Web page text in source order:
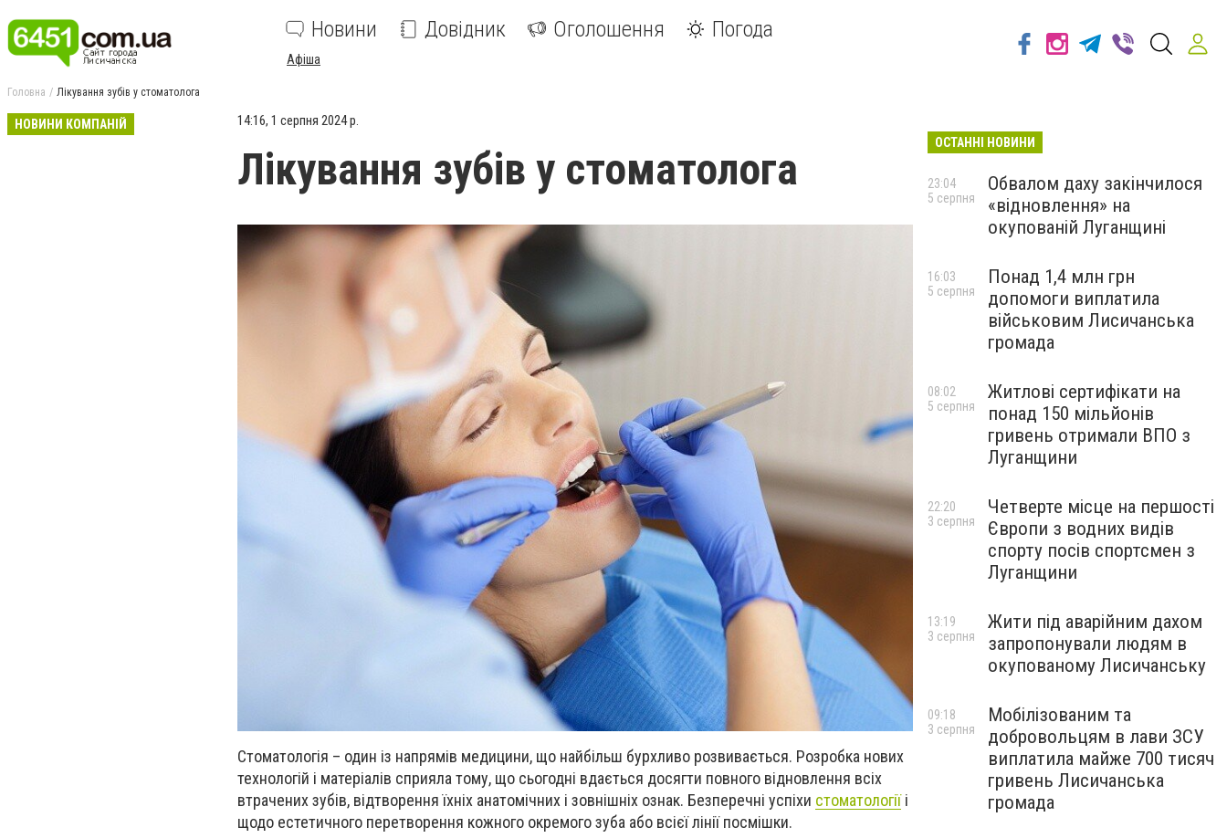
Новини Довідник Оголошення Погода
Афіша
Головна Лікування зубів у стоматолога
НОВИНИ КОМПАНІЙ 14:16, 1 серпня 2024 р.
Лікування зубів у стоматолога
Стоматологія – один із напрямів медицини, що найбільш бурхливо розвивається. Розробка нових
технологій і матеріалів сприяла тому, що сьогодні вдається досягти повного відновлення всіх
втрачених зубів, відтворення їхніх анатомічних і зовнішніх ознак. Безперечні успіхи стоматологіїі
щодо естетичного перетворення кожного окремого зуба або всієї лінії посмішки.
ОСТАННІ НОВИНИ
Обвалом даху закінчилося
«відновлення» на
окупованій Луганщині
23:04
5 серпня
Понад 1,4 млн грн
допомоги виплатила
військовим Лисичанська
громада
16:03
5 серпня
Житлові сертифікати на
понад 150 мільйонів
гривень отримали ВПО з
Луганщини
08:02
5 серпня
Четверте місце на першості
Європи з водних видів
спорту посів спортсмен з
Луганщини
22:20
3 серпня
Жити під аварійним дахом
запропонували людям в
окупованому Лисичанську
13:19
3 серпня
Мобілізованим та
добровольцям в лави ЗСУ
виплатила майже 700 тисяч
гривень Лисичанська
громада
09:18
3 серпня